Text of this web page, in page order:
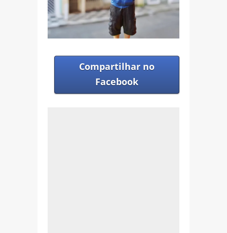
Compartilhar no
Facebook